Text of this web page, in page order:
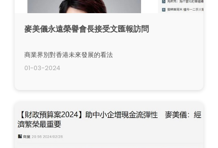
麥美儀永遠榮譽會長接受文匯報訪問
商業界別對香港未來發展的看法
01-03-2024